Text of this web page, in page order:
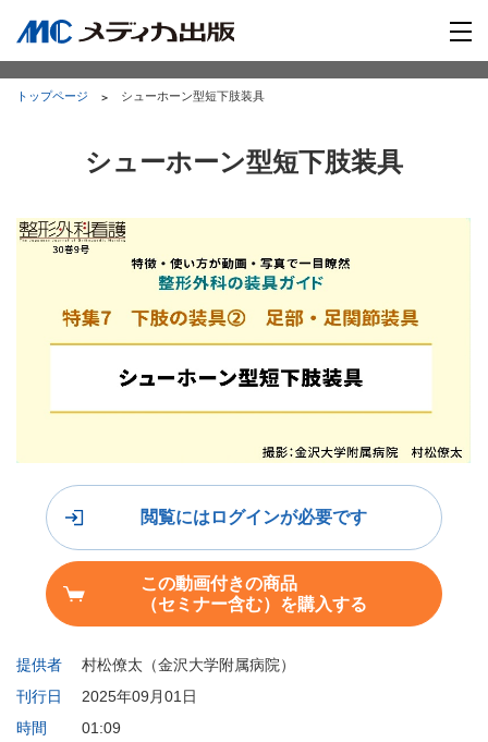
トップページ シューホーン型短下肢装具
シューホーン型短下肢装具
提供者
村松僚太（金沢大学附属病院）
刊行日
2025年09月01日
時間
01:09
閲覧にはログインが必要です
この動画付きの商品
（セミナー含む）を購入する